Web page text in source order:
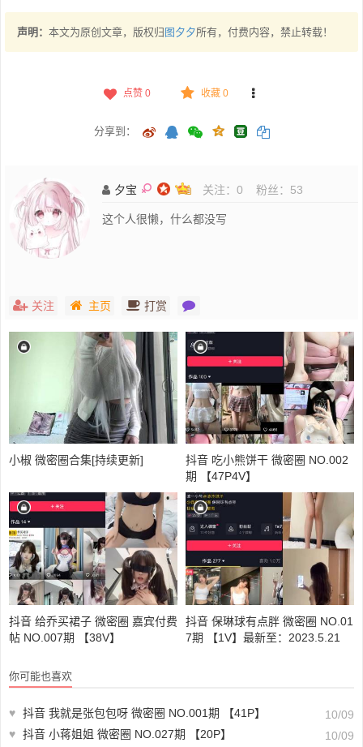
声明： 本文为原创文章，版权归 图夕夕所有，付费内容，禁止转载！
点赞 0 收藏 0
分享到：
夕宝 关注： 0 粉丝： 53
这个人很懒，什么都没写
关注 主页 打赏
小椒 微密圈合集[持续更新]
抖音 吃小熊饼干 微密圈 NO.002
期 【47P4V】
抖音 给乔买裙子 微密圈 嘉宾付费
帖 NO.007期 【38V】
抖音 保琳球有点胖 微密圈 NO.01
7期 【1V】最新至：2023.5.21
你可能也喜欢
♥ 抖音 我就是张包包呀 微密圈 NO.001期 【41P】
10/09
♥ 抖音 小蒋姐姐 微密圈 NO.027期 【20P】
10/09